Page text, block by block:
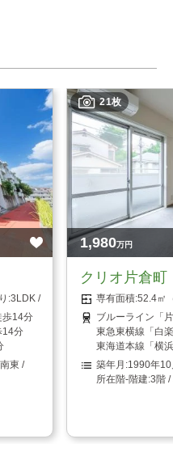
3LDK
14分
分
南東
21枚
1,980万円
クリオ片倉
52.4㎡
ブルーライン「
東急東横線「白
東海道本線「横
1990年10
3階 /